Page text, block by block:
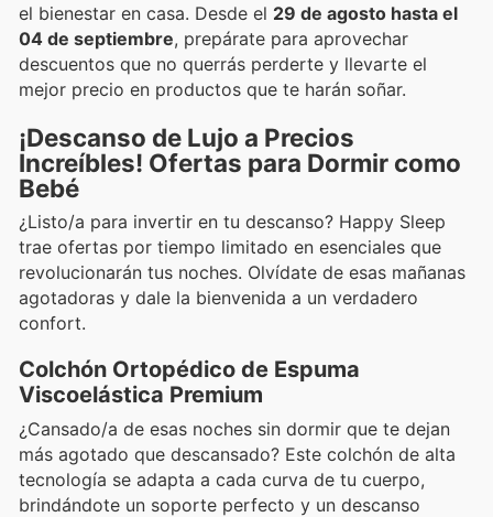
el bienestar en casa. Desde el 29 de agosto hasta el
04 de septiembre, prepárate para aprovechar
descuentos que no querrás perderte y llevarte el
mejor precio en productos que te harán soñar.
¡Descanso de Lujo a Precios
Increíbles! Ofertas para Dormir como
Bebé
¿Listo/a para invertir en tu descanso? Happy Sleep
trae ofertas por tiempo limitado en esenciales que
revolucionarán tus noches. Olvídate de esas mañanas
agotadoras y dale la bienvenida a un verdadero
confort.
Colchón Ortopédico de Espuma
Viscoelástica Premium
¿Cansado/a de esas noches sin dormir que te dejan
más agotado que descansado? Este colchón de alta
tecnología se adapta a cada curva de tu cuerpo,
brindándote un soporte perfecto y un descanso